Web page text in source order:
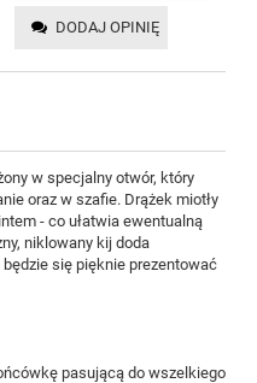
DODAJ OPINIĘ
w specjalny otwór, który
oraz w szafie. Drążek miotły
- co ułatwia ewentualną
niklowany kij doda
się pięknie prezentować
pasującą do wszelkiego